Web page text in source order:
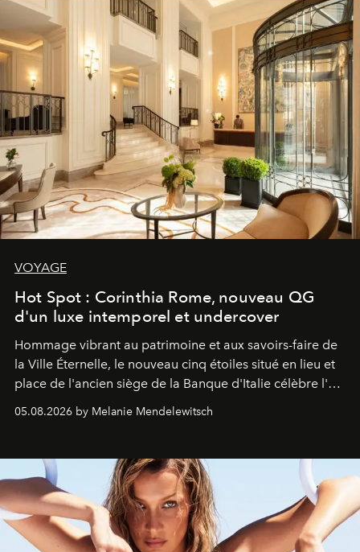
VOYAGE
Hot Spot : Corinthia Rome, nouveau QG
d'un luxe intemporel et undercover
Hommage vibrant au patrimoine et aux savoirs-faire de
la Ville Éternelle, le nouveau cinq étoiles situé en lieu et
place de l'ancien siège de la Banque d'Italie célèbre l'art
05.08.2026 by Melanie Mendelewitsch